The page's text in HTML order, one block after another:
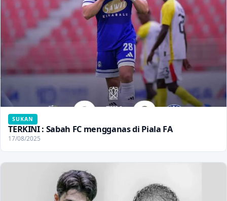
SUKAN
TERKINI : Sabah FC mengganas di Piala FA
17/08/2025